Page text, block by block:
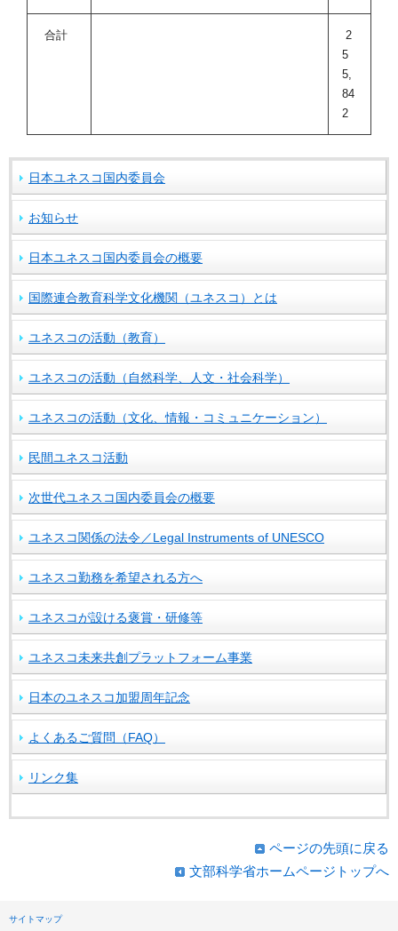
合計
2
5
5,
84
2
日本ユネスコ国内委員会
お知らせ
日本ユネスコ国内委員会の概要
国際連合教育科学文化機関（ユネスコ）とは
ユネスコの活動（教育）
ユネスコの活動（自然科学、人文・社会科学）
ユネスコの活動（文化、情報・コミュニケーション）
民間ユネスコ活動
次世代ユネスコ国内委員会の概要
ユネスコ関係の法令／Legal Instruments of UNESCO
ユネスコ勤務を希望される方へ
ユネスコが設ける褒賞・研修等
ユネスコ未来共創プラットフォーム事業
日本のユネスコ加盟周年記念
よくあるご質問（FAQ）
リンク集
ページの先頭に戻る
文部科学省ホームページトップへ
サイトマップ